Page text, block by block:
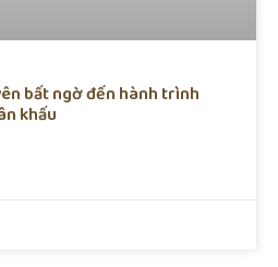
bất ngờ đến hành trình
khấu